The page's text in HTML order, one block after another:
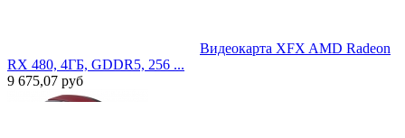
Видеокарта XFX AMD Radeon
RX 480, 4ГБ, GDDR5, 256 ...
9 675,07 руб